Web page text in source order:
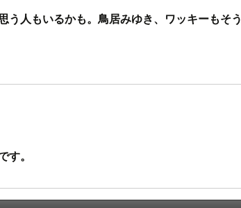
人もいるかも。鳥居みゆき、ワッキーもそう
。